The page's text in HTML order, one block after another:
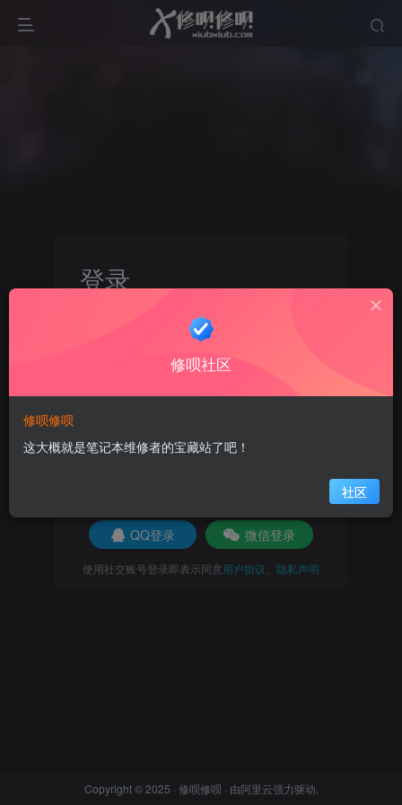
登录
记住登录 账号密码登录
登录
QQ登录 微信登录
使用社交账号登录即表示同意用户协议 隐私声明
Copyright © 2025 · 修呗修呗 · 由阿里云强力驱动.
修呗社区
修呗修呗
这大概就是笔记本维修者的宝藏站了吧！
社区